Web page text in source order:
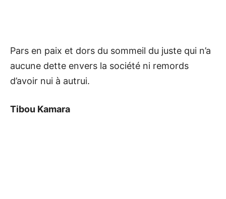
Pars en paix et dors du sommeil du juste qui n’a
aucune dette envers la société ni remords
d’avoir nui à autrui.
Tibou Kamara